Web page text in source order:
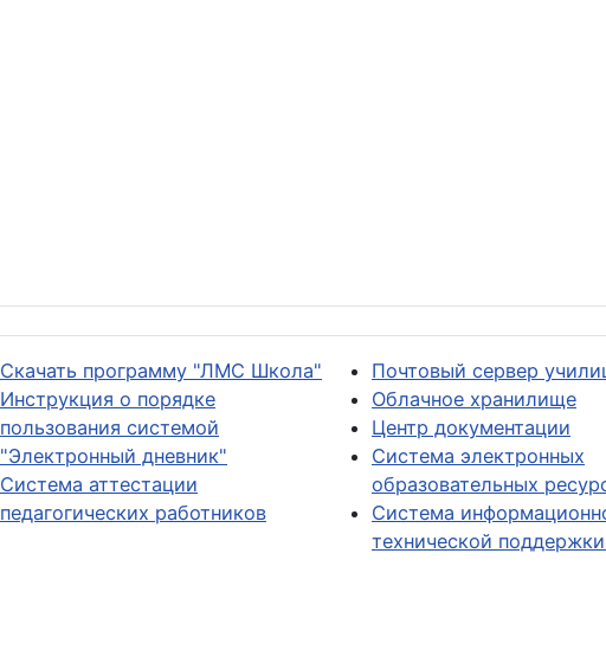
Скачать программу "ЛМС Школа"
Инструкция о порядке
пользования системой
"Электронный дневник"
Система аттестации
педагогических работников
Почтовый сервер
Облачное хранилище
Центр документации
Система электронных
образовательных
Система
технической